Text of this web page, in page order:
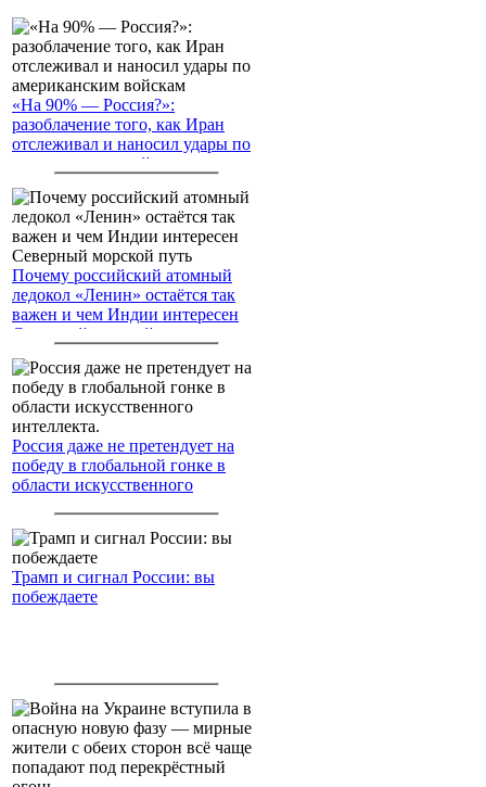
«На 90% — Россия?»:
разоблачение того, как Иран
отслеживал и наносил удары по
американским войскам
Почему российский атомный
ледокол «Ленин» остаётся так
важен и чем Индии интересен
Северный морской путь
Россия даже не претендует на
победу в глобальной гонке в
области искусственного
Трамп и сигнал России: вы
побеждаете